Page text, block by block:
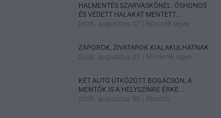
HALMENTÉS SZARVASKŐNÉL: ŐSHONOS
ÉS VÉDETT HALAKAT MENTETT...
2026. augusztus 07 Környék ügye
ZÁPOROK, ZIVATAROK KIALAKULHATNAK
2026. augusztus 07 Mindenki ügye
KÉT AUTÓ ÜTKÖZÖTT BOGÁCSON, A
MENTŐK IS A HELYSZÍNRE ÉRKE...
2026. augusztus 06 Riasztó